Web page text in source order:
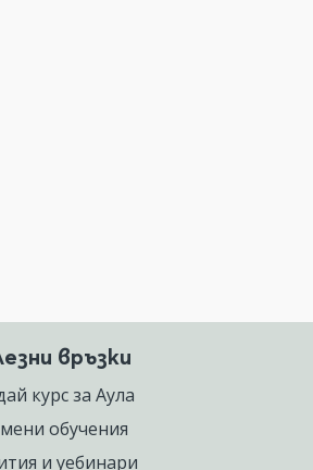
връзки
курс за Аула
обучения
и уебинари